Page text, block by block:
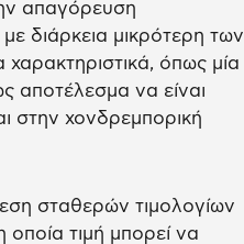
απαγόρευση
διάρκεια μικρότερη των
χαρακτηριστικά, όπως μία
αποτέλεσμα να είναι
στην χονδρεμπορική
σταθερών τιμολογίων
τιμή μπορεί να